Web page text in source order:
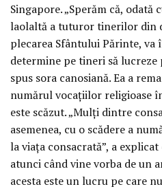
Singapore. „Sperăm că, odată
laolaltă a tuturor tinerilor din
plecarea Sfântului Părinte, va
determine pe tineri să lucreze
spus sora canosiană. Ea a
numărul vocațiilor religioase
este scăzut. „Mulți dintre
asemenea, cu o scădere a
la viața consacrată”, a explicat
atunci când vine vorba de un
acesta este un lucru pe care